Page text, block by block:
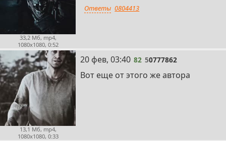
33,2 Мб, mp4,
1080x1080, 0:52
Ответы 0804413
13,1 Мб, mp4,
1080x1080, 0:33
82
20 фев, 03:40 82 50777862
Вот еще от этого же автора